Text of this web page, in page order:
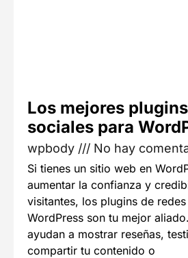
Los mejores
sociales para
wpbody No hay
Si tienes un sitio web en
aumentar la confianza y
visitantes, los plugins de
WordPress son tu mejor
ayudan a mostrar reseñas,
compartir tu contenido o